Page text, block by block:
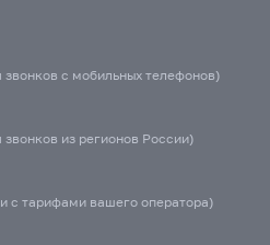
звонков с мобильных телефонов)
из регионов России)
с тарифами вашего оператора)